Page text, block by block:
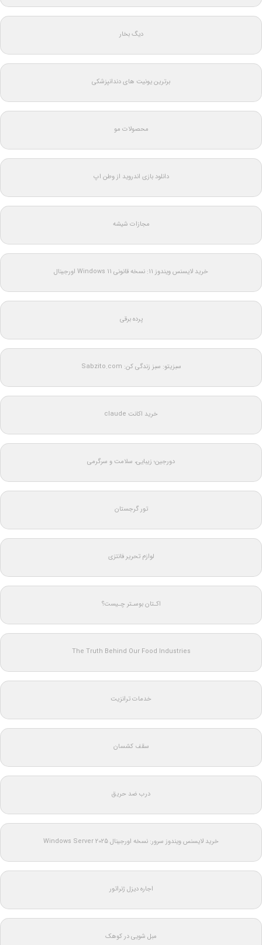
دیگ بخار
برترین یونیت های دندانپزشکی
محصولات مو
دانلود بازی اندروید از وطن اپ
مجازات شیشه
خرید لایسنس ویندوز 11: نسخه قانونی Windows 11 اورجینال
پرده برقی
سبزیتو: سبز زندگی کن: Sabzito.com
خرید اکانت claude
دورجین؛ زیبایی، سلامت و سرگرمی
تور گرجستان
لوازم تحریر فانتزی
اکـتان بوسـتر چـیست؟
The Truth Behind Our Food Industries
خدمات ترانزیت
سقف کشسان
درب ضد حریق
خرید لایسنس ویندوز سرور: نسخه اورجینال Windows Server 2025
اجاره دیزل ژنراتور
مبل شویی در کوهک